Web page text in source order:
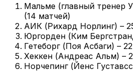
Мальме (главный тренер
(14 матчей)
АИК (Рихард Норлинг) –
Юргорден (Ким
Гетеборг (Поя Асбаги) –
Хеккен (Андреас Альм) –
Норчепинг (Йенс